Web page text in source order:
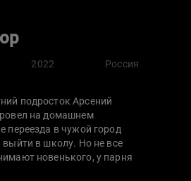
2022 Россия
подросток Арсений
на домашнем
переезда в чужой город
выйти в школу. Но не все
новенького, у парня
враг — школьный